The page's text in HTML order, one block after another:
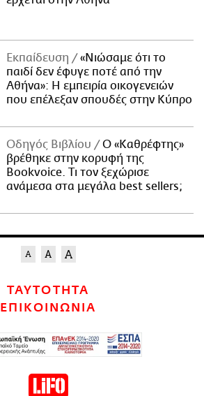
Εκπαίδευση
«Νιώσαμε ότι το
παιδί δεν έφυγε ποτέ από την
Αθήνα»: Η εμπειρία οικογενειών
που επέλεξαν σπουδές στην Κύπρο
Οδηγός Βιβλίου
Ο «Καθρέφτης»
βρέθηκε στην κορυφή της
Bookvoice. Τι τον ξεχώρισε
ανάμεσα στα μεγάλα best sellers;
ΤΑΥΤΟΤΗΤΑ
ΕΠΙΚΟΙΝΩΝΙΑ